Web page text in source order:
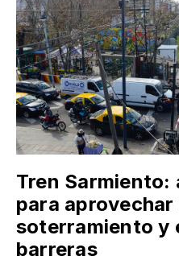
Tren Sarmiento:
para
soterramiento y
barreras